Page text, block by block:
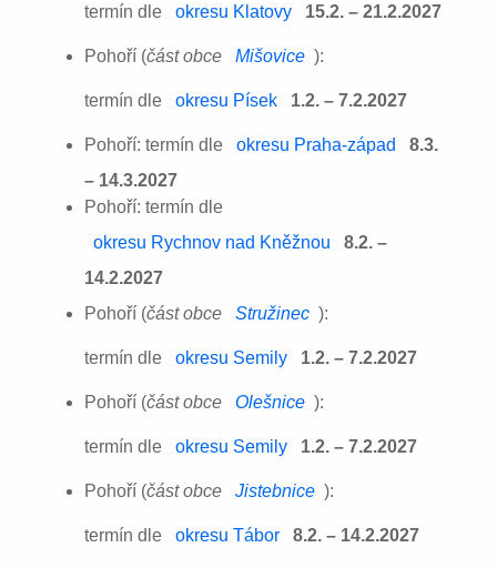
termín dle okresu Klatovy 15.2. – 21.2.2027
Pohoří (část obce Mišovice ):
termín dle okresu Písek 1.2. – 7.2.2027
Pohoří: termín dle okresu Praha-západ
8.3.
– 14.3.2027
Pohoří: termín dle
okresu Rychnov nad Kněžnou
8.2. –
14.2.2027
Pohoří (část obce Stružinec ):
termín dle okresu Semily 1.2. – 7.2.2027
Pohoří (část obce Olešnice ):
termín dle okresu Semily 1.2. – 7.2.2027
Pohoří (část obce Jistebnice ):
termín dle okresu Tábor 8.2. – 14.2.2027